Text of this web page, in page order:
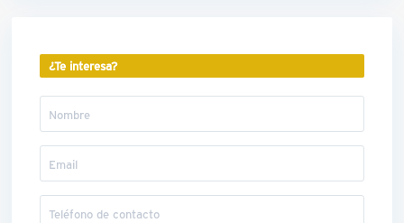
¿Te interesa?